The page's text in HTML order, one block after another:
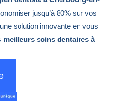
jusqu’à 80% sur vos
solution innovante en vous
meilleurs soins dentaires à